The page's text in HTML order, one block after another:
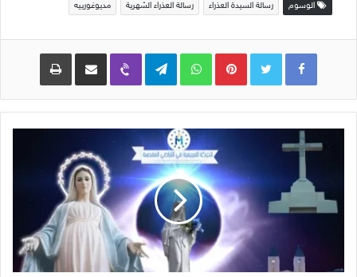
الوسوم رسالة السيدة العذراء رسالة العذراء الشهرية مديوغورييه
Pinterest
WhatsApp
Telegram
Viber مشاركة عبر البريد طباعة